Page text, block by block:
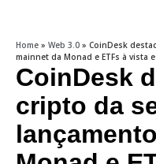
Home » Web 3.0 » CoinDesk
mainnet da Monad e ETFs à vista
CoinDesk
cripto da